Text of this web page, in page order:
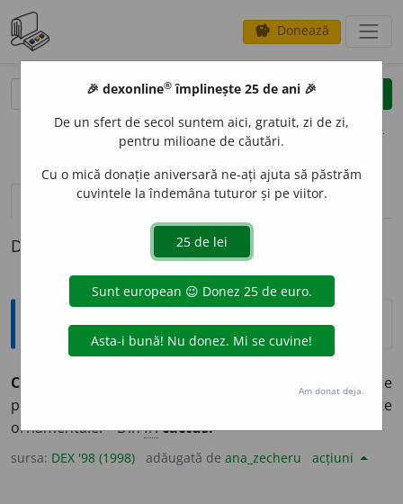
savings Donează
clear
opțiuni
definiții (1) pronunțievolume_up (1)
Definiția cu ID-ul 5930:
Explicative DEX
C
Nume dat mai multor specii de
plante din familia cacteelor, cultivate la noi ca plante
ornamentale. – Dinfr.cactus.
sursa: DEX '98 (1998) adăugată de ana_zecheru acțiuni
🎉 dexonline® împlinește 25 de ani 🎉
De un sfert de secol suntem aici, gratuit, zi de zi,
pentru milioane de căutări.
Cu o mică donație aniversară ne-ați ajuta să păstrăm
cuvintele la îndemâna tuturor și pe viitor.
Am donat deja.